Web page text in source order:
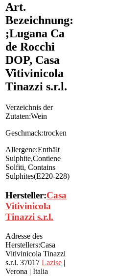
Art.
Bezeichnung:
;Lugana Ca
de Rocchi
DOP, Casa
Vitivinicola
Tinazzi s.r.l.
Verzeichnis der
Zutaten:Wein
Geschmack:trocken
Allergene:Enthält
Sulphite,Contiene
Solfiti, Contains
Sulphites(E220-228)
Hersteller:Casa
Vitivinicola
Tinazzi s.r.l.
Adresse des
Herstellers:Casa
Vitivinicola Tinazzi
s.r.l. 37017 Lazise |
Verona | Italia